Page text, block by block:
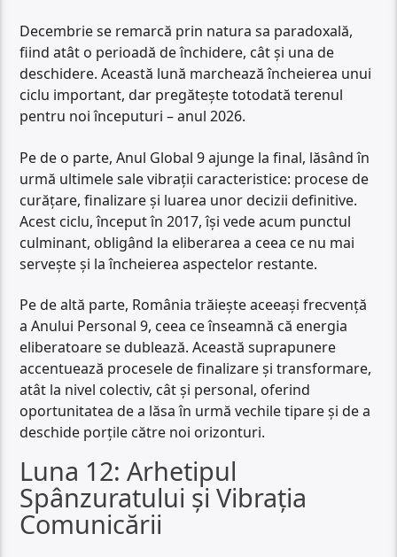
Decembrie se remarcă prin natura sa paradoxală,
fiind atât o perioadă de închidere, cât și una de
deschidere. Această lună marchează încheierea unui
ciclu important, dar pregătește totodată terenul
pentru noi începuturi – anul 2026.
Pe de o parte, Anul Global 9 ajunge la final, lăsând în
urmă ultimele sale vibrații caracteristice: procese de
curățare, finalizare și luarea unor decizii definitive.
Acest ciclu, început în 2017, își vede acum punctul
culminant, obligând la eliberarea a ceea ce nu mai
servește și la încheierea aspectelor restante.
Pe de altă parte, România trăiește aceeași frecvență
a Anului Personal 9, ceea ce înseamnă că energia
eliberatoare se dublează. Această suprapunere
accentuează procesele de finalizare și transformare,
atât la nivel colectiv, cât și personal, oferind
oportunitatea de a lăsa în urmă vechile tipare și de a
deschide porțile către noi orizonturi.
Luna 12: Arhetipul
Spânzuratului și Vibrația
Comunicării